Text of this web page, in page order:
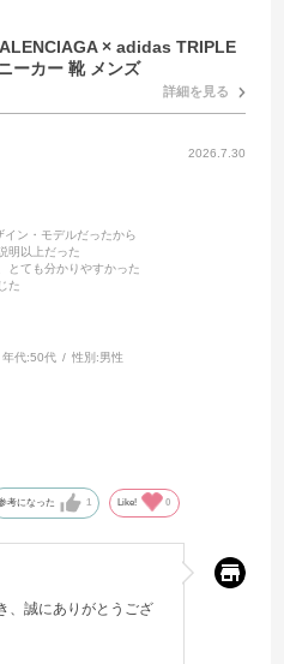
× adidas TRIPLE
ーカー 靴 メンズ
詳細を見る
2026.7.30
イン・モデルだったから
以上だった
ても分かりやすかった
た
年代:50代 性別:男性
考になった 1 Like! 0
、誠にありがとうござ